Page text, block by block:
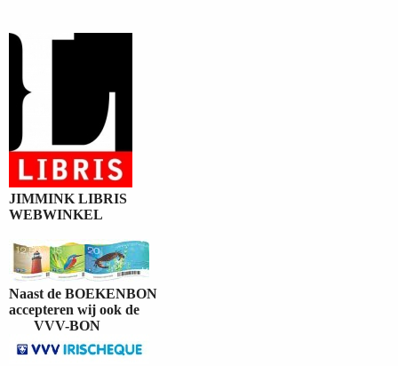
JIMMINK LIBRIS
WEBWINKEL
Naast de BOEKENBON
accepteren wij ook de
VVV-BON